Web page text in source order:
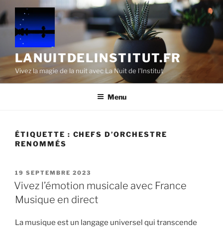
Aller
au
contenu
principal
LANUITDELINSTITUT.FR
Vivez la magie de la nuit avec La Nuit de l'Institut
Menu
ÉTIQUETTE : CHEFS D’ORCHESTRE
RENOMMÉS
PUBLIÉ
LE
19 SEPTEMBRE 2023
Vivez l’émotion musicale avec France
Musique en direct
La musique est un langage universel qui transcende